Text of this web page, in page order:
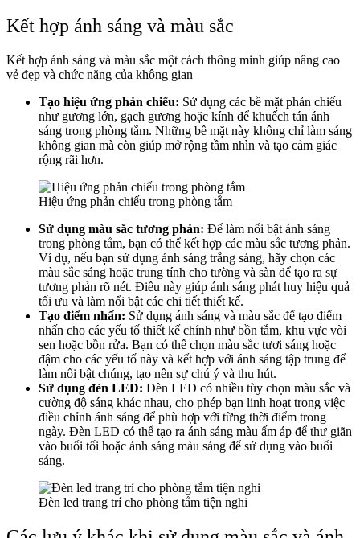
Kết hợp ánh sáng và màu sắc
Kết hợp ánh sáng và màu sắc một cách thông minh giúp nâng cao
vẻ đẹp và chức năng của không gian
Tạo hiệu ứng phản chiếu: Sử dụng các bề mặt phản chiếu
như gương lớn, gạch gương hoặc kính để khuếch tán ánh
sáng trong phòng tắm. Những bề mặt này không chỉ làm sáng
không gian mà còn giúp mở rộng tầm nhìn và tạo cảm giác
rộng rãi hơn.
Hiệu ứng phản chiếu trong phòng tắm
Sử dụng màu sắc tương phản: Để làm nổi bật ánh sáng
trong phòng tắm, bạn có thể kết hợp các màu sắc tương phản.
Ví dụ, nếu bạn sử dụng ánh sáng trắng sáng, hãy chọn các
màu sắc sáng hoặc trung tính cho tường và sàn để tạo ra sự
tương phản rõ nét. Điều này giúp ánh sáng phát huy hiệu quả
tối ưu và làm nổi bật các chi tiết thiết kế.
Tạo điểm nhấn: Sử dụng ánh sáng và màu sắc để tạo điểm
nhấn cho các yếu tố thiết kế chính như bồn tắm, khu vực vòi
sen hoặc bồn rửa. Bạn có thể chọn màu sắc tươi sáng hoặc
đậm cho các yếu tố này và kết hợp với ánh sáng tập trung để
làm nổi bật chúng, tạo nên sự chú ý và thu hút.
Sử dụng đèn LED: Đèn LED có nhiều tùy chọn màu sắc và
cường độ sáng khác nhau, cho phép bạn linh hoạt trong việc
điều chỉnh ánh sáng để phù hợp với từng thời điểm trong
ngày. Đèn LED có thể tạo ra ánh sáng màu ấm áp để thư giãn
vào buổi tối hoặc ánh sáng màu sáng để sử dụng vào buổi
sáng.
Đèn led trang trí cho phòng tắm tiện nghi